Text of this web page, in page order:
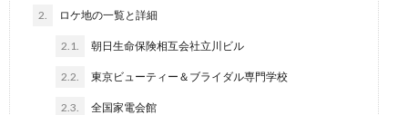
2. ロケ地の一覧と詳細
2.1. 朝日生命保険相互会社立川ビル
2.2. 東京ビューティー＆ブライダル専門学校
2.3. 全国家電会館